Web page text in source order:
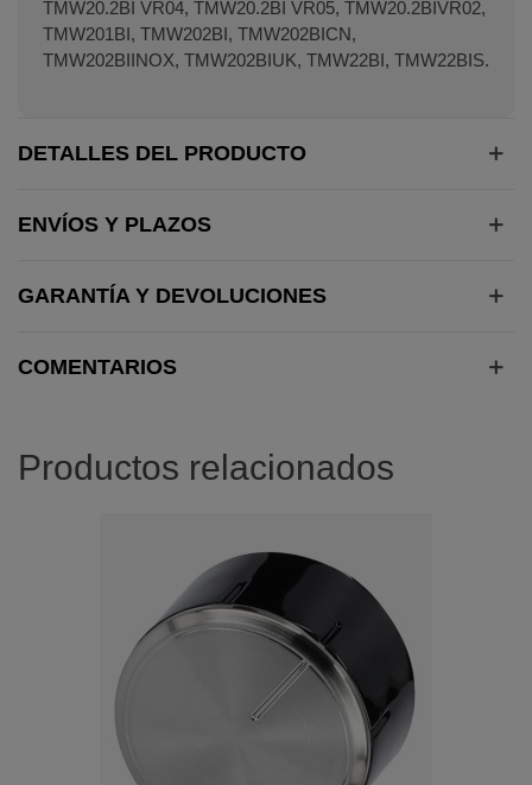
TMW20.2BI VR04, TMW20.2BI VR05, TMW20.2BIVR02,
TMW201BI, TMW202BI, TMW202BICN,
TMW202BIINOX, TMW202BIUK, TMW22BI, TMW22BIS.
DETALLES DEL PRODUCTO
ENVÍOS Y PLAZOS
GARANTÍA Y DEVOLUCIONES
COMENTARIOS
Productos relacionados